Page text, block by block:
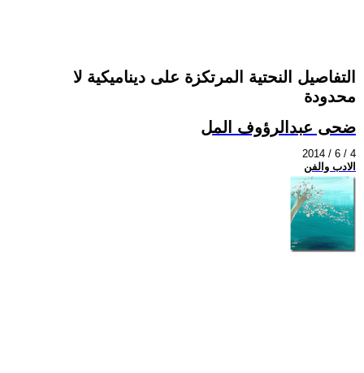
التفاصيل النحتية المرتكزة على ديناميكية لا
محدودة
ضحى عبدالرؤوف المل
2014 / 6 / 4
الادب والفن